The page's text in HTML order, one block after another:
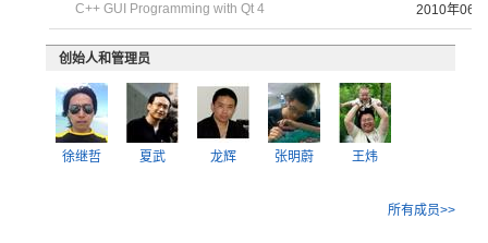
C++ GUI Programming with Qt 4
2010年06
创始人和管理员
徐继哲 夏武 龙辉 张明蔚 王炜
所有成员>>